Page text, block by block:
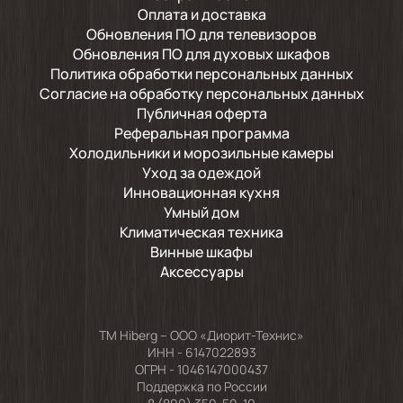
Счастлива приобретению, как ребенок
велосипеду..!)) Низкий поклон
производителю и продавцу! Благодарю
администрацию сайта за возможность
приобретения в рассрочку, благодаря этой
опции.., управляю мечтой!!!))))) Спасибо
первый раз заказывал Озоон доставкой
крупную вещь , мастер подсоединил ,
единственный и важный момент слив воды
надо поднять не менее 60 см как в
инструкции иначе электроника гючит будет
Машинка обалденная.
Оплата и доставка
Обновления ПО для телевизоров
Обновления ПО для духовых шкафов
Политика обработки персональных данных
Согласие на обработку персональных данных
Публичная оферта
Реферальная программа
Холодильники и морозильные камеры
Уход за одеждой
Инновационная кухня
Умный дом
Климатическая техника
Винные шкафы
Аксессуары
TM Hiberg – ООО «Диорит-Технис»
ИНН - 6147022893
ОГРН - 1046147000437
Поддержка по России